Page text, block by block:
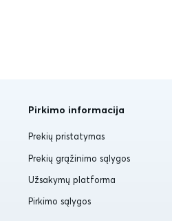
Pirkimo informacija
Prekių pristatymas
Prekių grąžinimo sąlygos
Užsakymų platforma
Pirkimo sąlygos